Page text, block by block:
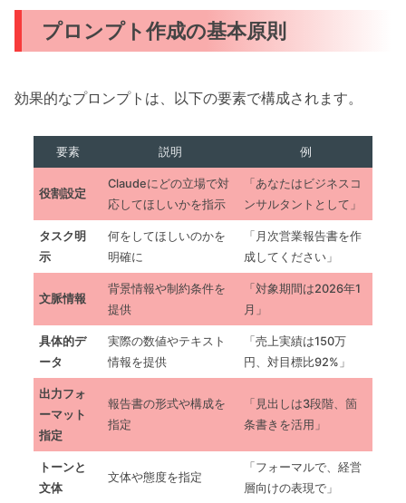
プロンプト作成の基本原則
効果的なプロンプトは、以下の要素で構成されます。
要素 説明 例
役割設定
Claudeにどの立場で対
応してほしいかを指示
「あなたはビジネスコ
ンサルタントとして」
タスク明
示
何をしてほしいのかを
明確に
「月次営業報告書を作
成してください」
文脈情報
背景情報や制約条件を
提供
「対象期間は2026年1
月」
具体的デ
ータ
実際の数値やテキスト
情報を提供
「売上実績は150万
円、対目標比92%」
出力フォ
ーマット
指定
報告書の形式や構成を
指定
「見出しは3段階、箇
条書きを活用」
トーンと
文体
文体や態度を指定
「フォーマルで、経営
層向けの表現で」